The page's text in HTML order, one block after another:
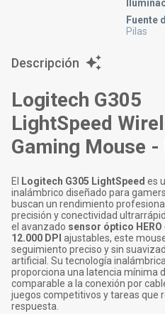
Fuente
Pilas
Descripción
Logitech G305
LightSpeed
Gaming Mouse -
El Logitech G305 LightSpeed es
inalámbrico diseñado para
buscan un rendimiento
precisión y conectividad
el avanzado sensor óptico HERO
12.000 DPI ajustables, este
seguimiento preciso y sin
artificial. Su tecnología inalámbrica
proporciona una latencia mínima
comparable a la conexión por
juegos competitivos y tareas que
respuesta.